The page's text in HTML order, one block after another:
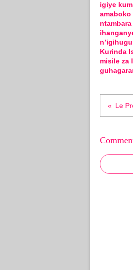
igiye
amaboko
ntambara
Kurinda
misile za